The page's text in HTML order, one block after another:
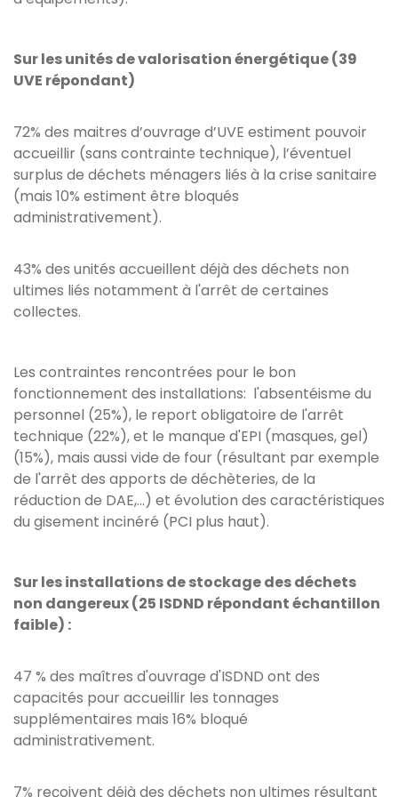
Sur les unités de valorisation énergétique (39
UVE répondant)
72% des maitres d’ouvrage d’UVE estiment pouvoir
accueillir (sans contrainte technique), l’éventuel
surplus de déchets ménagers liés à la crise sanitaire
(mais 10% estiment être bloqués
administrativement).
43% des unités accueillent déjà des déchets non
ultimes liés notamment à l'arrêt de certaines
collectes.
Les contraintes rencontrées pour le bon
fonctionnement des installations: l'absentéisme du
personnel (25%), le report obligatoire de l'arrêt
technique (22%), et le manque d'EPI (masques, gel)
(15%), mais aussi vide de four (résultant par exemple
de l'arrêt des apports de déchèteries, de la
réduction de DAE,...) et évolution des caractéristiques
du gisement incinéré (PCI plus haut).
Sur les installations de stockage des déchets
non dangereux (25 ISDND répondant échantillon
faible) :
47 % des maîtres d'ouvrage d'ISDND ont des
capacités pour accueillir les tonnages
supplémentaires mais 16% bloqué
administrativement.
7% reçoivent déjà des déchets non ultimes résultant